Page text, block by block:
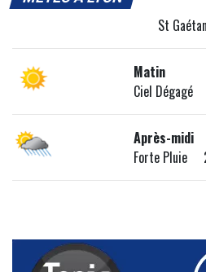
St Gaétan
Matin
Ciel Dégagé
Après-midi
Forte Pluie